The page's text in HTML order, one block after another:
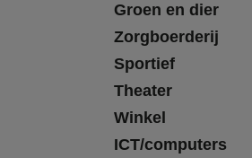
Groen en dier
Zorgboerderij
Sportief
Theater
Winkel
ICT/computers